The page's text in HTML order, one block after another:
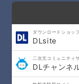
ダウンロードショッ
DLsite
二次元コミュニティ
DLチャンネ